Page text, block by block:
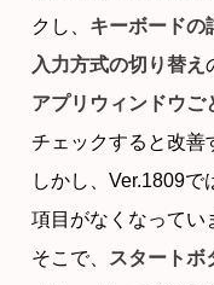
クし、 キーボードの
入力方式の切り替え
アプリウィンドウご
チェックすると改善
しかし、Ver.1809で
項目がなくなってい
そこで、
スタートボ